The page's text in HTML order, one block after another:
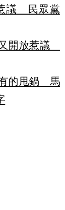
議 民眾黨
開放惹議
的甩鍋 馬